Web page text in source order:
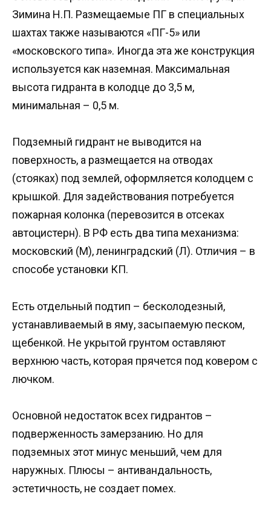
Зимина Н.П. Размещаемые ПГ в специальных
шахтах также называются «ПГ-5» или
«московского типа». Иногда эта же конструкция
используется как наземная. Максимальная
высота гидранта в колодце до 3,5 м,
минимальная – 0,5 м.
Подземный гидрант не выводится на
поверхность, а размещается на отводах
(стояках) под землей, оформляется колодцем с
крышкой. Для задействования потребуется
пожарная колонка (перевозится в отсеках
автоцистерн). В РФ есть два типа механизма:
московский (М), ленинградский (Л). Отличия – в
способе установки КП.
Есть отдельный подтип – бесколодезный,
устанавливаемый в яму, засыпаемую песком,
щебенкой. Не укрытой грунтом оставляют
верхнюю часть, которая прячется под ковером с
лючком.
Основной недостаток всех гидрантов –
подверженность замерзанию. Но для
подземных этот минус меньший, чем для
наружных. Плюсы – антивандальность,
эстетичность, не создает помех.